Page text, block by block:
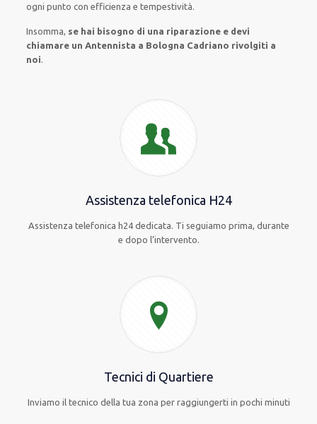
ogni punto con efficienza e tempestività.
Insomma, se hai bisogno di una riparazione e devi
chiamare un Antennista a Bologna Cadriano rivolgiti a
noi.
Assistenza telefonica H24
Assistenza telefonica h24 dedicata. Ti seguiamo prima, durante
e dopo l’intervento.
Tecnici di Quartiere
Inviamo il tecnico della tua zona per raggiungerti in pochi minuti